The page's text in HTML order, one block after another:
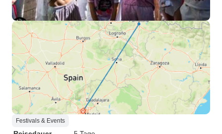
Festivals & Events